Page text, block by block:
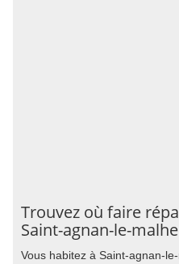
Trouvez où faire
Saint-agnan-le-
Vous habitez à Saint-agnan-